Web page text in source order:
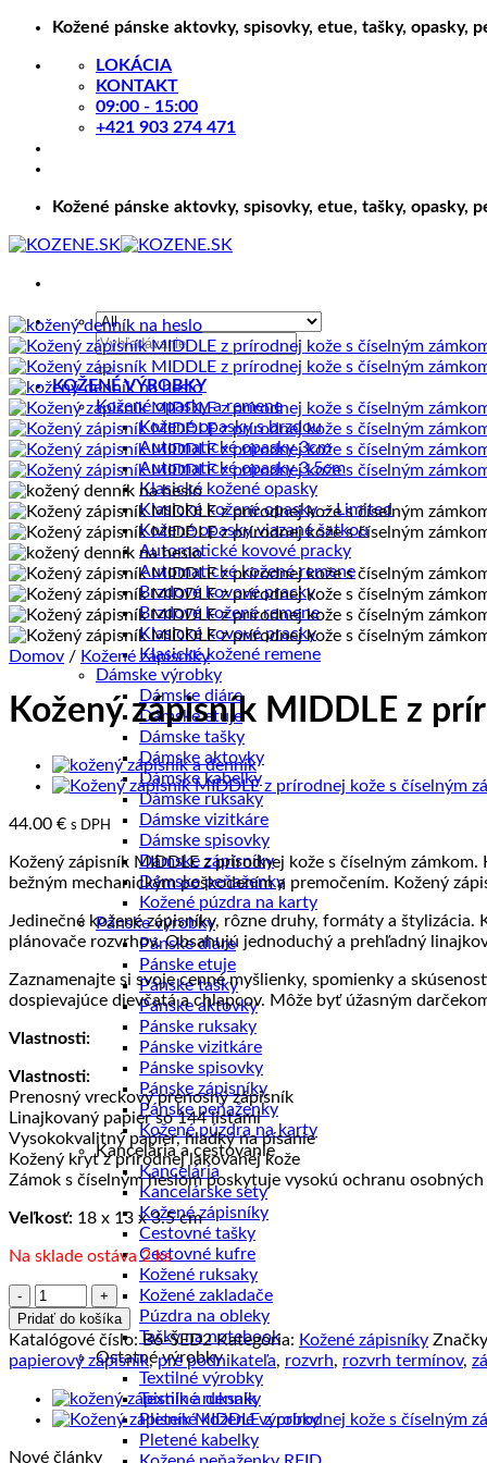
Skip
content
Kožené pánske aktovky, spisovky, etue, tašky, opasky,
LOKÁCIA
KONTAKT
09:00 - 15:00
+421 903 274 471
Kožené pánske aktovky, spisovky, etue, tašky, opasky,
Hľadať:
KOŽENÉ VÝROBKY
Kožené opasky a remene
Kožené opasky s brzdou
Automatické opasky 3cm
Automatické opasky 3.5cm
Klasické kožené opasky
Klasické kožené opasky – Limited
Kožené opasky viazané šatkou
Automatické kovové pracky
Automatické kožené remene
Brzdové kovové pracky
Brzdové kožené remene
Klasické kovové pracky
Klasické kožené remene
Dámske výrobky
Dámske diáre
Dámske etuje
Dámske tašky
Dámske aktovky
Dámske kabelky
Dámske ruksaky
Dámske vizitkáre
Dámske spisovky
Dámske zápisníky
Dámske peňaženky
Kožené púzdra na karty
Pánske výrobky
Pánske diáre
Pánske etuje
Pánske tašky
Pánske aktovky
Pánske ruksaky
Pánske vizitkáre
Pánske spisovky
Pánske zápisníky
Pánske peňaženky
Kožené púzdra na karty
Kancelária a cestovanie
Kancelária
Kancelárske sety
Kožené zápisníky
Cestovné tašky
Cestovné kufre
Kožené ruksaky
Kožené zakladače
Púzdra na obleky
Tašky na notebook
Ostatné výrobky
Textilné výrobky
Textilné ruksaky
Pletené kožené výrobky
Pletené kabelky
Domov / Kožené zápisníky
Kožený zápisník MIDDLE z
44.00 € s DPH
Kožený zápisník MIDDLE z prírodnej kože s číselným
bežným mechanickým poškodením a premočením. Kožený
Jedinečné kožené zápisníky, rôzne druhy, formáty a
plánovače rozvrhov. Obsahujú jednoduchý a prehľadný
Zaznamenajte si svoje cenné myšlienky, spomienky a
dospievajúce dievčatá a chlapcov. Môže byť úžasným
Vlastnosti:
Vlastnosti:
Prenosný vreckový prenosný zápisník
Linajkovaný papier so 144 listami
Vysokokvalitný papier, hladký na písanie
Kožený kryt z prírodnej lakovanej kože
Zámok s číselným heslom poskytuje vysokú ochranu osobných
Veľkosť: 18 x 13 x 3.5 cm
Na sklade ostáva 2 ks
množstvo
Kožený
zápisník
MIDDLE
prírodnej
kože
číselným
Pridať do košíka
Katalógové číslo:B6-ŠED2 Kategória: Kožené zápisníky
papierový zápisník,pre podnikateľa, rozvrh, rozvrh termínov,
Nové články